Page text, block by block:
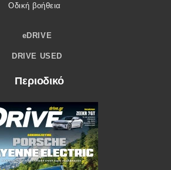
Οδική βοήθεια
eDRIVE
DRIVE USED
Περιοδικό